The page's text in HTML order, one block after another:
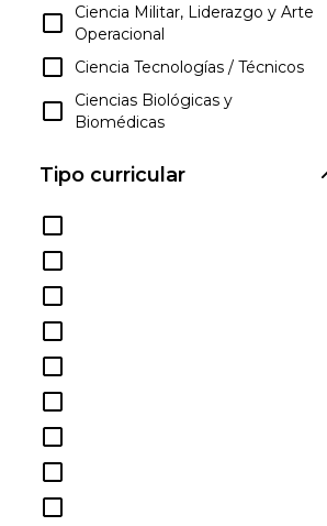
Ciencia Militar, Liderazgo y Arte
Operacional
Ciencia Tecnologías / Técnicos
Ciencias Biológicas y
Biomédicas
Consumidor / Ciencias
Tipo curricular